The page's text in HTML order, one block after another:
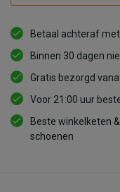
Betaal achteraf
Binnen 30 dagen
Gratis bezorgd
Voor 21:00 uur
Beste winkelketen
schoenen